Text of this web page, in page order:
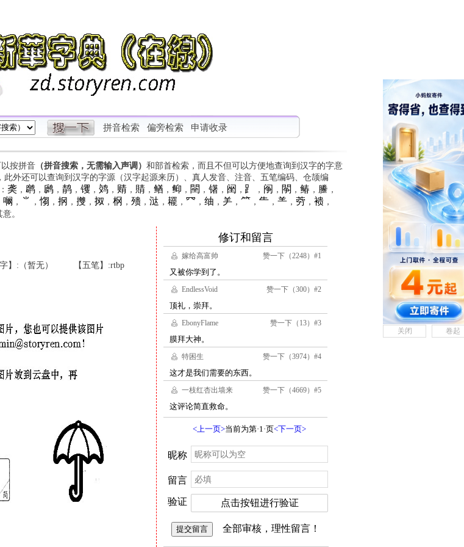
拼音检索 偏旁检索 申请收录
按拼音（拼音搜索，无需输入声调） 和部首检索，而且不但可以方便地查询到汉字的字意
外还可以查询到汉字的字源（汉字起源来历）、真人发音、注音、五笔编码、仓颉编
䶮 ， 䴙， 䴘， 䴖， 䦆， 䴔， 䞍， 䝼， 䲡 ， 䲟 ， 䦟 ， 䦃， 䦷 ， ⻊ ， 䦶 ， 䦛 ， 䲠 ， 䲢 ，
㘎 ， ⺌ ， 㥮 ， 㧏 ， 㩳， 㧐 ， 㭎 ， 㱮， 㳠 ， 䎱 ， ⺳ ， 䌷 ， ⺶， ⺮ ， ⺧， ⺷， 䓖， 䙌，
。
】:（暂无） 【五笔】:rtbp
关闭 卷起